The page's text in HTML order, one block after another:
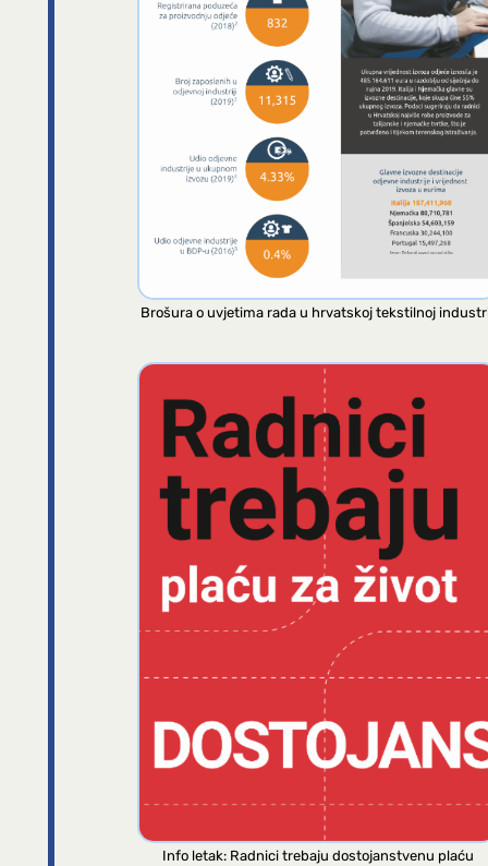
Brošura o uvjetima rada u hrvatskoj tekstilnoj
Info letak: Radnici trebaju dostojanstvenu plaću